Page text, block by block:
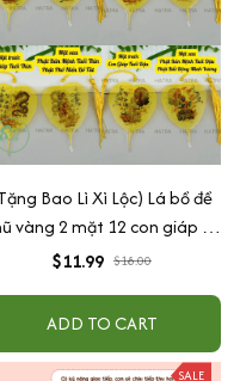
Bao Lì Xì Lộc) Lá bồ đề
vàng 2 mặt 12 con giáp và
phật bản mệnh, để ốp lưng
quang
$11.99 $18.00
ADD TO CART
SALE